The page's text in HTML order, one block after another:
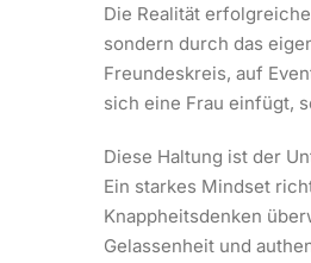
Die Realität
sondern durch das
Freundeskreis, auf
sich eine Frau einfügt,
Diese Haltung ist der
Ein starkes Mindset
Knappheitsdenken
Gelassenheit und